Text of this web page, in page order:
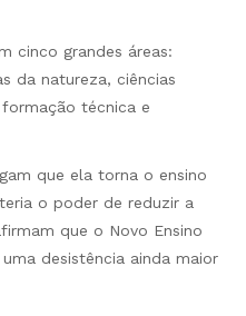
cinco grandes áreas:
da natureza, ciências
técnica e
que ela torna o ensino
o poder de reduzir a
que o Novo Ensino
desistência ainda maior